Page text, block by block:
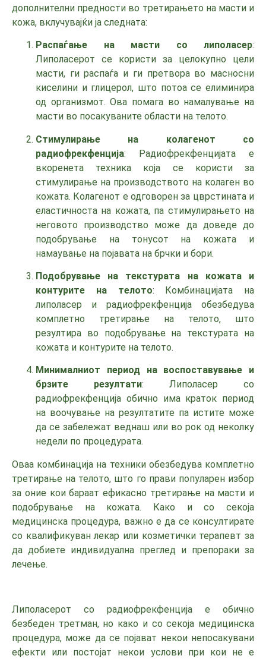
дополнителни предности во третирањето на масти и
кожа, вклучувајќи ја следната:
Распаѓање на масти со липоласер:
Липоласерот се користи за целокупно цели
масти, ги распаѓа и ги претвора во масносни
киселини и глицерол, што потоа се елиминира
од организмот. Ова помага во намалување на
масти во посакуваните области на телото.
Стимулирање на колагенот со
радиофрекфенција: Радиофрекфенцијата е
вкоренета техника која се користи за
стимулирање на производството на колаген во
кожата. Колагенот е одговорен за цврстината и
еластичноста на кожата, па стимулирањето на
неговото производство може да доведе до
подобрување на тонусот на кожата и
намаување на појавата на брчки и бори.
Подобрување на текстурата на кожата и
контурите на телото: Комбинацијата на
липоласер и радиофрекфенција обезбедува
комплетно третирање на телото, што
резултира во подобрување на текстурата на
кожата и контурите на телото.
Минималниот период на воспоставување и
брзите резултати: Липоласер со
радиофрекфенција обично има краток период
на воочување на резултатите па истите може
да се забележат веднаш или во рок од неколку
недели по процедурата.
Оваа комбинација на техники обезбедува комплетно
третирање на телото, што го прави популарен избор
за оние кои бараат ефикасно третирање на масти и
подобрување на кожата. Како и со секоја
медицинска процедура, важно е да се консултирате
со квалификуван лекар или козметички терапевт за
да добиете индивидуална преглед и препораки за
лечење.
Липоласерот со радиофрекфенција е обично
безбеден третман, но како и со секоја медицинска
процедура, може да се појават некои непосакувани
ефекти или постојат некои услови при кои не е